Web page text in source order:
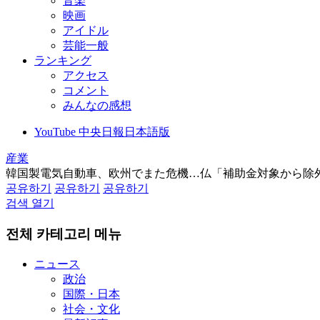
映画
アイドル
芸能一般
ランキング
アクセス
コメント
みんなの感想
YouTube 中央日報日本語版
産業
韓国製電気自動車、欧州でまた危機…仏「補助金対象から除
공유하기
공유하기
공유하기
검색 열기
전체 카테고리 메뉴
ニュース
政治
国際・日本
社会・文化